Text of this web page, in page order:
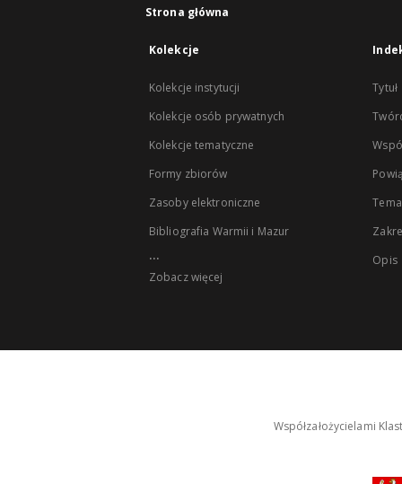
Strona główna
Kolekcje
Kolekcje instytucji
Kolekcje osób prywatnych
Kolekcje tematyczne
Formy zbiorów
Zasoby elektroniczne
Bibliografia Warmii i Mazur
...
Zobacz więcej
Tytuł
Opis
Współzałożycielami